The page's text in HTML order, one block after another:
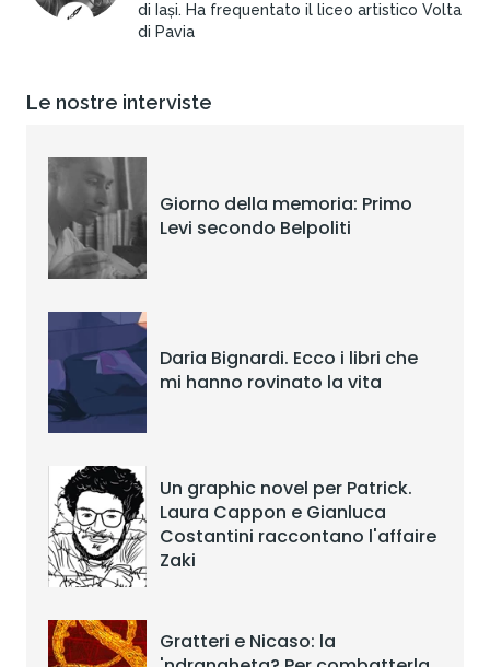
di Iași. Ha frequentato il liceo artistico Volta
di Pavia
Le nostre interviste
Giorno della memoria: Primo
Levi secondo Belpoliti
Daria Bignardi. Ecco i libri che
mi hanno rovinato la vita
Un graphic novel per Patrick.
Laura Cappon e Gianluca
Costantini raccontano l'affaire
Zaki
Gratteri e Nicaso: la